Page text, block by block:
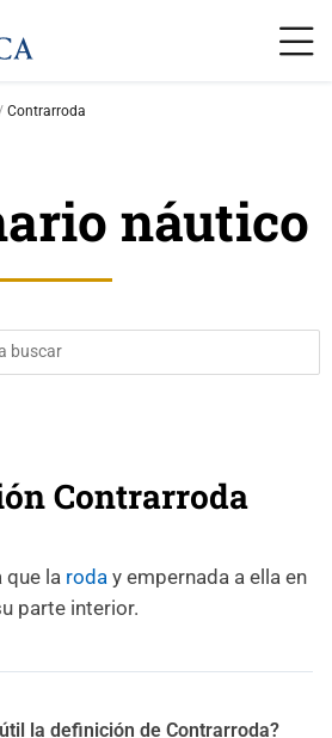
Contrarroda
náutico
Contrarroda
que la roda y empernada a ella en
parte interior.
la definición de Contrarroda?